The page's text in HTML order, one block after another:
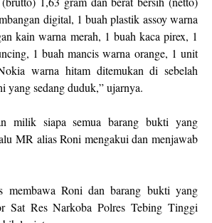
digital, 1 buah plastik assoy warna
kain warna merah, 1 buah kaca pirex, 1
1 buah mancis warna orange, 1 unit
warna hitam ditemukan di sebelah
yang sedang duduk,” ujarnya.
milik siapa semua barang bukti yang
MR alias Roni mengakui dan menjawab
membawa Roni dan barang bukti yang
Sat Res Narkoba Polres Tebing Tinggi